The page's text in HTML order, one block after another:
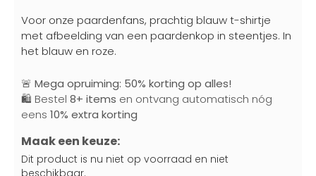
Voor onze paardenfans, prachtig blauw t-shirtje
met afbeelding van een paardenkop in steentjes. In
het blauw en roze.
🚨 Mega opruiming: 50% korting op alles!
🛍️ Bestel 8+ items en ontvang automatisch nóg
eens 10% extra korting
Maak een keuze:
Dit product is nu niet op voorraad en niet